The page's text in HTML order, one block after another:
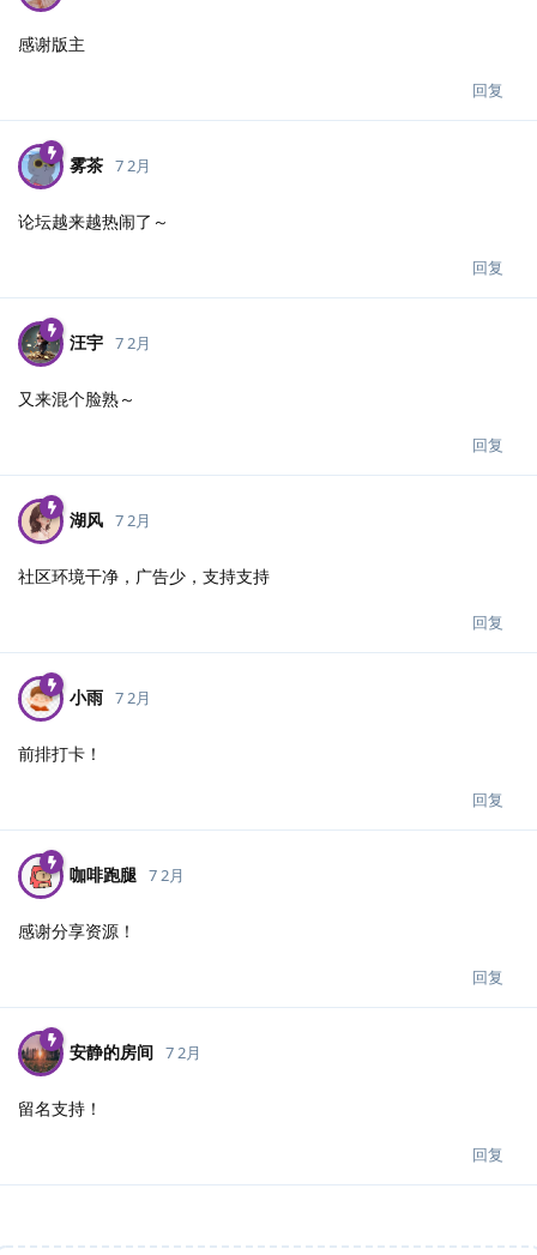
感谢版主
回复
雾茶 7 2月
论坛越来越热闹了～
回复
汪宇 7 2月
又来混个脸熟～
回复
湖风 7 2月
社区环境干净，广告少，支持支持
回复
小雨 7 2月
前排打卡！
回复
咖啡跑腿 7 2月
感谢分享资源！
回复
安静的房间 7 2月
留名支持！
回复